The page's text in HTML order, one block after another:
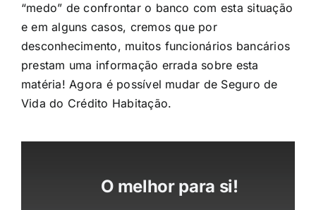
“medo” de confrontar o banco com esta situação
e em alguns casos, cremos que por
desconhecimento, muitos funcionários bancários
prestam uma informação errada sobre esta
matéria! Agora é possível mudar de Seguro de
Vida do Crédito Habitação.​
O melhor para si!